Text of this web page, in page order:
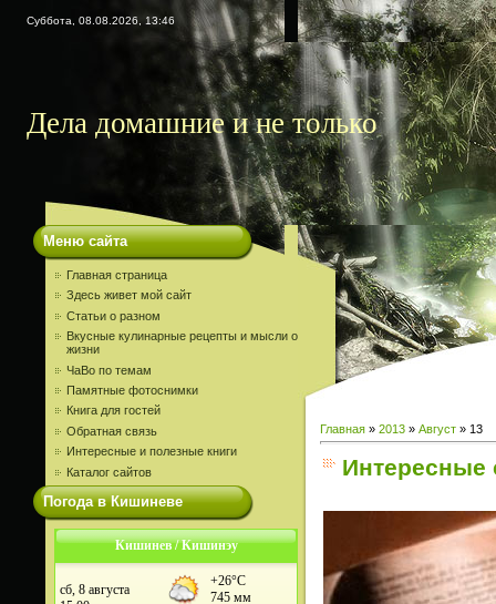
Суббота, 08.08.2026, 13:46
Дела домашние и не только
Меню сайта
Главная страница
Здесь живет мой сайт
Статьи о разном
Вкусные кулинарные рецепты и мысли о
жизни
ЧаВо по темам
Памятные фотоснимки
Книга для гостей
Обратная связь
Интересные и полезные книги
Каталог сайтов
Погода в Кишиневе
Кишинев / Кишинэу
Главная » 2013 » Август » 13
Интересные